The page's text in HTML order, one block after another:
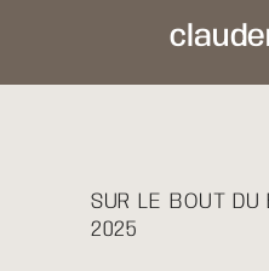
SUR LE BOUT
2025